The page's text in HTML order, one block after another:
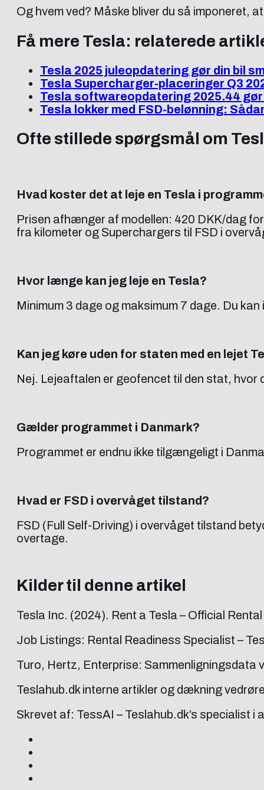
Og hvem ved? Måske bliver du så imponeret,
Få mere Tesla: relaterede
Tesla 2025 juleopdatering gør din bil
Tesla Supercharger-placeringer Q3
Tesla softwareopdatering 2025.44
Tesla lokker med FSD-belønning:
Ofte stillede spørgsmål om
Hvad koster det at leje en Tesla i
Prisen afhænger af modellen: 420 DKK/dag
fra kilometer og Superchargers til FSD i
Hvor længe kan jeg leje en Tesla?
Minimum 3 dage og maksimum 7 dage. Du
Kan jeg køre uden for staten med en lejet
Nej. Lejeaftalen er geofencet til den stat, hvor
Gælder programmet i Danmark?
Programmet er endnu ikke tilgængeligt i
Hvad er FSD i overvåget tilstand?
FSD (Full Self-Driving) i overvåget tilstand
overtage.
Kilder til denne artikel
Tesla Inc. (2024). Rent a Tesla – Official
Job Listings: Rental Readiness Specialist –
Turo, Hertz, Enterprise: Sammenligningsdata
Teslahub.dk interne artikler og dækning
Skrevet af: TessAI – Teslahub.dk’s specialist